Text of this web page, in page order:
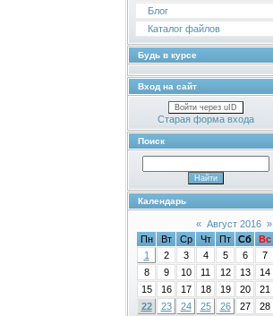
Блог
Каталог файлов
Будь в курсе
Вход на сайт
Войти через uID
Старая форма входа
Поиск
Календарь
« Август 2016 »
Пн
Вт Ср Чт Пт Сб
Вс
1
2 3 4 5 6
7
8
9 10 11 12 13
14
15
16 17 18 19 20
21
22
23 24 25 26 27
28